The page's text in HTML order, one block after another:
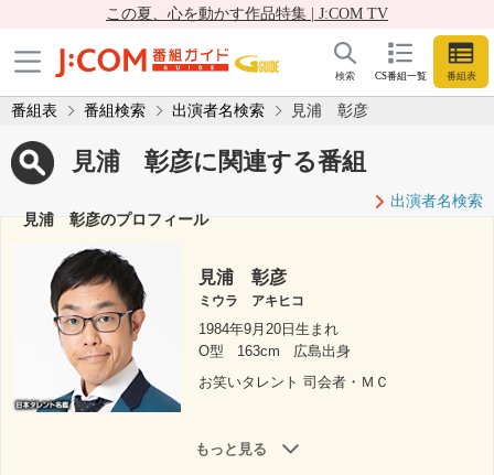
この夏、心を動かす作品特集 | J:COM TV
CS番組一覧 番組表
検索
番組表 番組検索 出演者名検索 見浦 彰彦
見浦 彰彦に関連する番組
出演者名検索
見浦 彰彦のプロフィール
見浦 彰彦
ミウラ アキヒコ
1984年9月20日生まれ
O型
163cm
広島出身
お笑いタレント 司会者・ＭＣ
もっと見る